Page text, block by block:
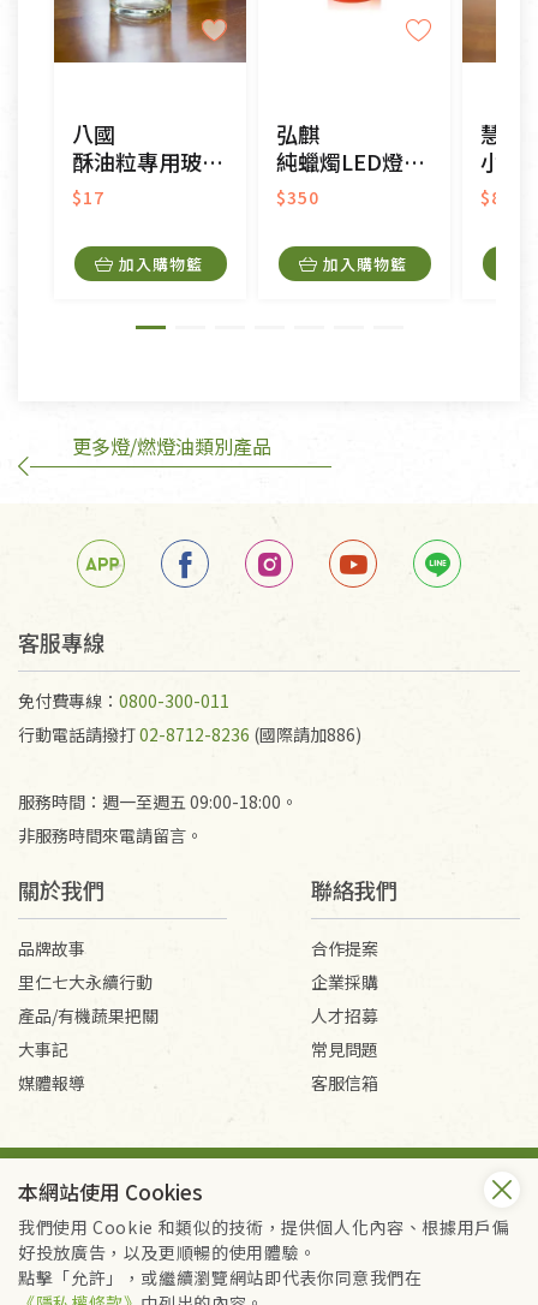
不適用七天鑑賞期商品：
以數位或電磁紀錄形式儲存之商品、易於變質或損壞
接受原片換新。
衣飾鞋類-如T恤，如於送達後水洗或污損者。
美容保養用品、內衣褲、襪子、口罩等私人消耗性產
內衣褲、襪子、口罩個人衛生用品除商品本身有瑕疵
外,依據《通訊交易解除權合理例外情事適用準
訂購手抄稿退貨需知：
若未保持原包裝方式或未使用原箱退回，導致書籍有
任何折損、磨損、污損或凹角，將不接受退貨，也不
不接受退貨之手抄稿，為敬重法寶故，里仁網購無法
代為結緣處理等。 若需將手抄稿寄還給消費者，因而
產生的運費100元/箱將由消費者負擔。
八國
酥油粒專用玻璃杯
$17
加入購物籃
弘麒
純蠟燭LED燈-紅-中
$350
加入購物籃
慧燈
小酥油
$80
更多燈/燃燈油類別產品
客服專線
免付費專線： 0800-300-011
行動電話請撥打02-8712-8236 (國際請加886)
服務時間：週一至週五 09:00-18:00。
非服務時間來電請留言。
關於我們
品牌故事
里仁七大永續行動
產品/有機蔬果把關
大事記
媒體報導
聯絡我們
合作提案
企業採購
人才招募
常見問題
客服信箱
Copyright © 2026 里仁事業股份有限公司(統編：16301262) /
里仁網購股份有限公司(統編：25149752)
All Rights Reserved.
本網站使用 Cookies
我們使用 Cookie 和類似的技術，提供個人化內容、根據用戶偏
好投放廣告，以及更順暢的使用體驗。
點擊「允許」，或繼續瀏覽網站即代表你同意我們在